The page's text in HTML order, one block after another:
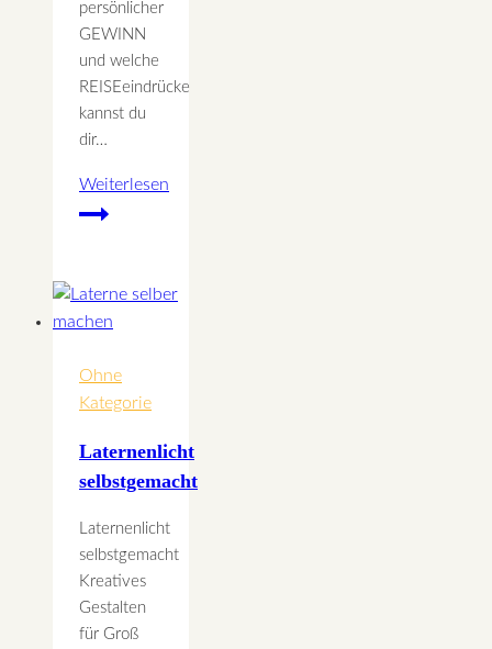
persönlicher
GEWINN
und welche
REISEeindrücke
kannst du
dir…
Weiterlesen
Seminarvorschau
Ohne
Kategorie
Laternenlicht
selbstgemacht
Laternenlicht
selbstgemacht
Kreatives
Gestalten
für Groß